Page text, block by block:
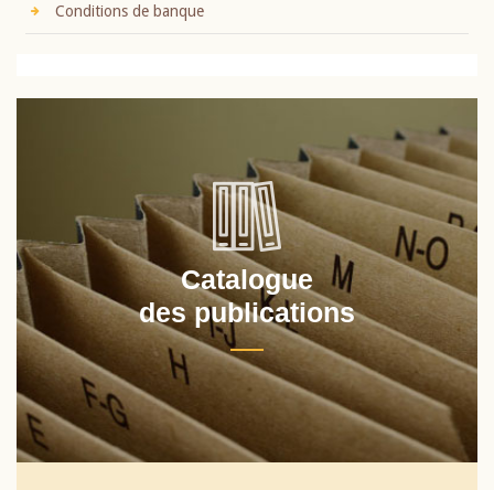
Conditions de banque
Catalogue
des publications